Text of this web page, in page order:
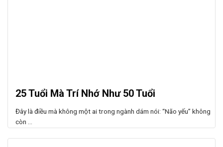
25 Tuổi Mà Trí Nhớ Như 50 Tuổi
Đây là điều mà không một ai trong ngành dám nói: “Não yếu” không
còn ...